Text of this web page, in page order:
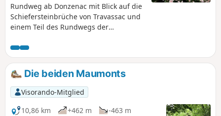
Rundweg ab Donzenac mit Blick auf die
Schiefersteinbrüche von Travassac und
einem Teil des Rundwegs der
aux Loups und Chat Huant.
Die beiden Maumonts
Visorando-Mitglied
10,86 km
+462 m
-463 m